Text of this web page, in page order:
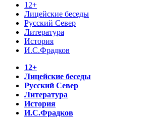
12+
Лицейские беседы
Русский Север
Литература
История
И.С.Фрадков
12+
Лицейские беседы
Русский Север
Литература
История
И.С.Фрадков